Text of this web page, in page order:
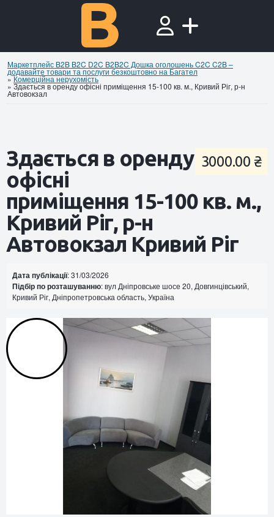
Маркетплейс B2B B2C D2C B2B2C Дошка оголошень C2C C2B –
додавайте товари та послуги безкоштовно на Багател
»Комерційна нерухомість
» Здається в оренду офісні приміщення 15-100 кв. м., Кривий Ріг, р-н
Автовокзал
3000.00 ₴
Здається в оренду
офісні
приміщення 15-100 кв. м.,
Кривий Ріг, р-н
Автовокзал Кривий Ріг
Дата публікації: 31/03/2026
Підбір по розташуванню: вул Дніпровське шосе 20, Довгинцівський,
Кривий Ріг, Дніпропетровська область, Україна